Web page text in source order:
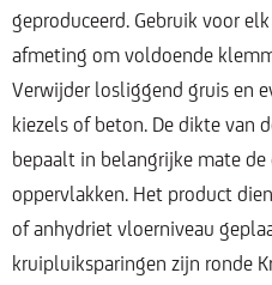
geproduceerd. Gebruik voor
afmeting om voldoende
Verwijder losliggend gruis en
kiezels of beton. De dikte van
bepaalt in belangrijke mate
oppervlakken. Het product
of anhydriet vloerniveau
kruipluiksparingen zijn ronde